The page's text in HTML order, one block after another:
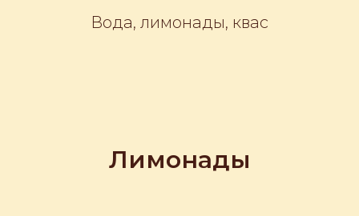
Вода, лимонады, квас
Лимонады